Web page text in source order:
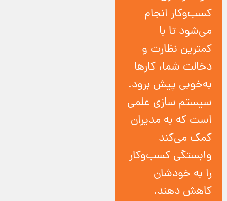
کسب‌و‌کار انجام
می‌شود تا با
کمترین نظارت و
دخالت شما، کارها
به‌خوبی پیش برود.
سیستم سازی علمی
است که به مدیران
کمک می‌کند
وابستگی کسب‌و‌کار
را به خودشان
کاهش دهند.